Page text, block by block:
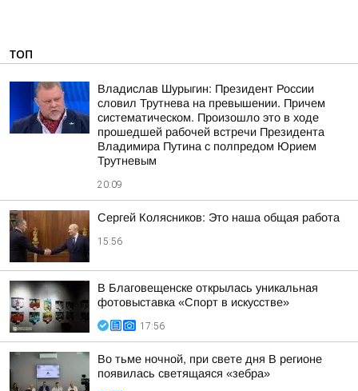
ТОП
Владислав Шурыгин: Президент России
словил Трутнева на превышении. Причем
систематическом. Произошло это в ходе
прошедшей рабочей встречи Президента
Владимира Путина с полпредом Юрием
Трутневым
20:09
Сергей Колясников: Это наша общая работа
15:56
В Благовещенске открылась уникальная
фотовыставка «Спорт в искусстве»
17:56
Во тьме ночной, при свете дня В регионе
появилась светящаяся «зебра»